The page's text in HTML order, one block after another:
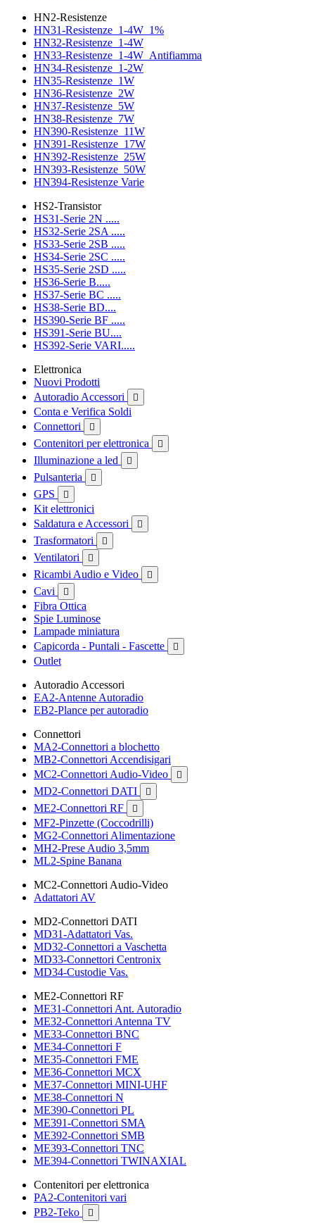
HN2-Resistenze
HN31-Resistenze_1-4W_1%
HN32-Resistenze_1-4W
HN33-Resistenze_1-4W_Antifiamma
HN34-Resistenze_1-2W
HN35-Resistenze_1W
HN36-Resistenze_2W
HN37-Resistenze_5W
HN38-Resistenze_7W
HN390-Resistenze_11W
HN391-Resistenze_17W
HN392-Resistenze_25W
HN393-Resistenze_50W
HN394-Resistenze Varie
HS2-Transistor
HS31-Serie 2N .....
HS32-Serie 2SA .....
HS33-Serie 2SB .....
HS34-Serie 2SC .....
HS35-Serie 2SD .....
HS36-Serie B.....
HS37-Serie BC .....
HS38-Serie BD....
HS390-Serie BF .....
HS391-Serie BU....
HS392-Serie VARI.....
Elettronica
Nuovi Prodotti
Autoradio Accessori

Conta e Verifica Soldi
Connettori

Contenitori per elettronica 
Illuminazione a led 
Pulsanteria 
GPS 
Kit elettronici
Saldatura e Accessori

Trasformatori 
Ventilatori 
Ricambi Audio e Video 
Cavi 
Fibra Ottica
Spie Luminose
Lampade miniatura
Capicorda - Puntali - Fascette

Outlet
Autoradio Accessori
EA2-Antenne Autoradio
EB2-Plance per autoradio
Connettori
MA2-Connettori a blochetto
MB2-Connettori Accendisigari
MC2-Connettori Audio-Video

MD2-Connettori DATI 
ME2-Connettori RF 
MF2-Pinzette (Coccodrilli)
MG2-Connettori Alimentazione
MH2-Prese Audio 3,5mm
ML2-Spine Banana
MC2-Connettori Audio-Video
Adattatori AV
MD2-Connettori DATI
MD31-Adattatori Vas.
MD32-Connettori a Vaschetta
MD33-Connettori Centronix
MD34-Custodie Vas.
ME2-Connettori RF
ME31-Connettori Ant. Autoradio
ME32-Connettori Antenna TV
ME33-Connettori BNC
ME34-Connettori F
ME35-Connettori FME
ME36-Connettori MCX
ME37-Connettori MINI-UHF
ME38-Connettori N
ME390-Connettori PL
ME391-Connettori SMA
ME392-Connettori SMB
ME393-Connettori TNC
ME394-Connettori TWINAXIAL
Contenitori per elettronica
PA2-Contenitori vari
PB2-Teko
